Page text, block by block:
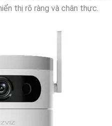
thị rõ ràng và chân thực.